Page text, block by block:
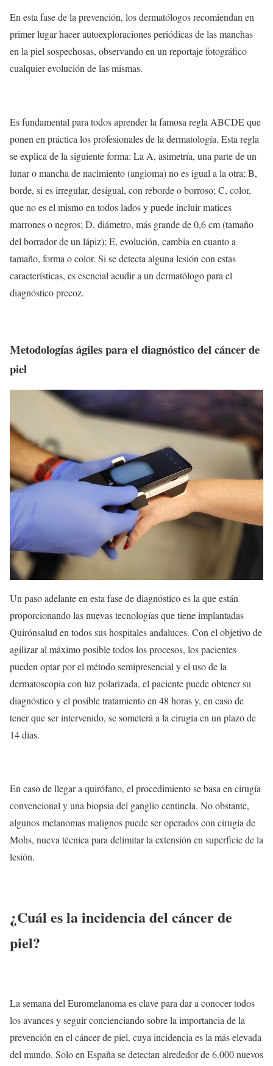
En esta fase de la prevención, los dermatólogos recomiendan en
primer lugar hacer autoexploraciones periódicas de las manchas
en la piel sospechosas, observando en un reportaje fotográfico
cualquier evolución de las mismas.
Es fundamental para todos aprender la famosa regla ABCDE que
ponen en práctica los profesionales de la dermatología. Esta regla
se explica de la siguiente forma: La A, asimetría, una parte de un
lunar o mancha de nacimiento (angioma) no es igual a la otra; B,
borde, si es irregular, desigual, con reborde o borroso; C, color,
que no es el mismo en todos lados y puede incluir matices
marrones o negros; D, diámetro, más grande de 0,6 cm (tamaño
del borrador de un lápiz); E, evolución, cambia en cuanto a
tamaño, forma o color. Si se detecta alguna lesión con estas
características, es esencial acudir a un dermatólogo para el
diagnóstico precoz.
Metodologías ágiles para el diagnóstico del cáncer de
piel
Un paso adelante en esta fase de diagnóstico es la que están
proporcionando las nuevas tecnologías que tiene implantadas
Quirónsalud en todos sus hospitales andaluces. Con el objetivo de
agilizar al máximo posible todos los procesos, los pacientes
pueden optar por el método semipresencial y el uso de la
dermatoscopia con luz polarizada, el paciente puede obtener su
diagnóstico y el posible tratamiento en 48 horas y, en caso de
tener que ser intervenido, se someterá a la cirugía en un plazo de
14 días.
En caso de llegar a quirófano, el procedimiento se basa en cirugía
convencional y una biopsia del ganglio centinela. No obstante,
algunos melanomas malignos puede ser operados con cirugía de
Mohs, nueva técnica para delimitar la extensión en superficie de la
lesión.
¿Cuál es la incidencia del cáncer de
piel?
La semana del Euromelanoma es clave para dar a conocer todos
los avances y seguir concienciando sobre la importancia de la
prevención en el cáncer de piel, cuya incidencia es la más elevada
del mundo. Solo en España se detectan alrededor de 6.000 nuevos